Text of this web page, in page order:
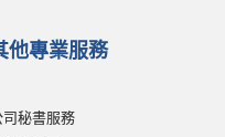
他專業服務
司秘書服務